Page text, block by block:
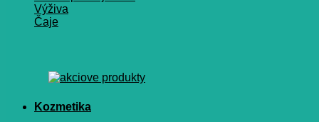
Výživa
Čaje
Kozmetika